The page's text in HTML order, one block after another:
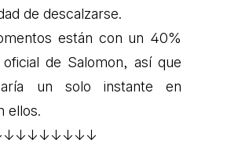
de descalzarse.
están con un 40%
de Salomon, así que
un solo instante en
ellos.